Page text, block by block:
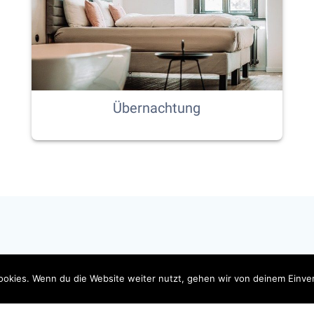
Übernachtung
Wenn du die Website weiter nutzt, gehen wir von deinem